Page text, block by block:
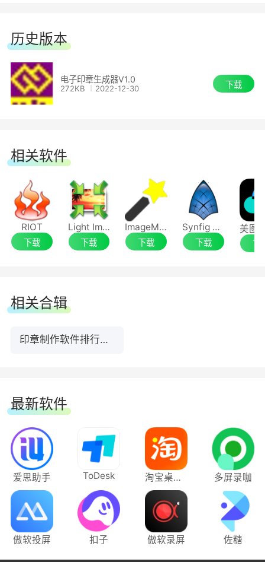
1、支持模板动态扩展，可满足所有电子印章
用户的需求;
2、自定义设置，可以根据你的需求来设置版
3、可任意调整，电子印章生成器可以任意改
动画笔宽度、线框宽度、线宽高度、切角长度以及
线框的左右平移;
4、还可选择印章规格以及印章颜色，更换前
景色以及背景色、分辨率，以及是否背景透明等;
然你也可以自定义内刊图。
历史版本
电子印章生成器V1.0
272KB 2022-12-30 下载
相关软件
RIOT
下载
Light Image Resizer
下载
ImageMagick
下载
Synfig Studio
下载 下
相关合辑
印章制作软件排行榜TOP6下载
最新软件
爱思助手 ToDesk 淘宝桌面版 多屏录咖
傲软投屏 扣子 傲软录屏 佐糖